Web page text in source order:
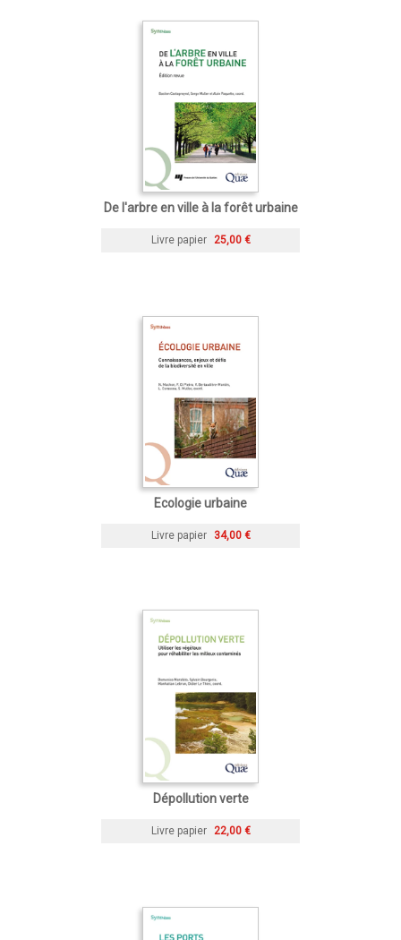
De l'arbre en ville à la forêt urbaine
Livre papier 25,00 €
Ecologie urbaine
Livre papier 34,00 €
Dépollution verte
Livre papier 22,00 €